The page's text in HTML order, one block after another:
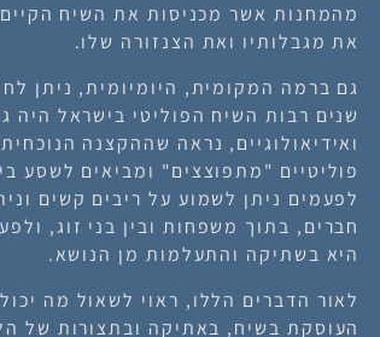
מהמחנות אשר מכניסות את השיח
את מגבלותיו ואת הצנזורה שלו.
גם ברמה המקומית, היומיומית, ניתן
שנים רבות השיח הפוליטי בישראל היה
ואידיאולוגיים, נראה שההקצנה
פוליטיים "מתפוצצים" ומביאים לשסע
לפעמים ניתן לשמוע על ריבים קשים
חברים, בתוך משפחות ובין בני זוג,
היא בשתיקה והתעלמות מן הנושא.
לאור הדברים הללו, ראוי לשאול מה
העוסקת בשיח, באתיקה ובתצורות של